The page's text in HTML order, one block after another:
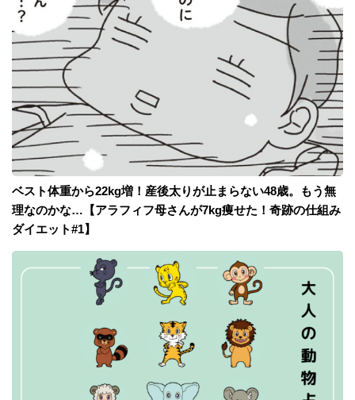
ベスト体重から22kg増！産後太りが止まらない48歳。もう無
理なのかな…【アラフィフ母さんが7kg痩せた！奇跡の仕組み
ダイエット#1】